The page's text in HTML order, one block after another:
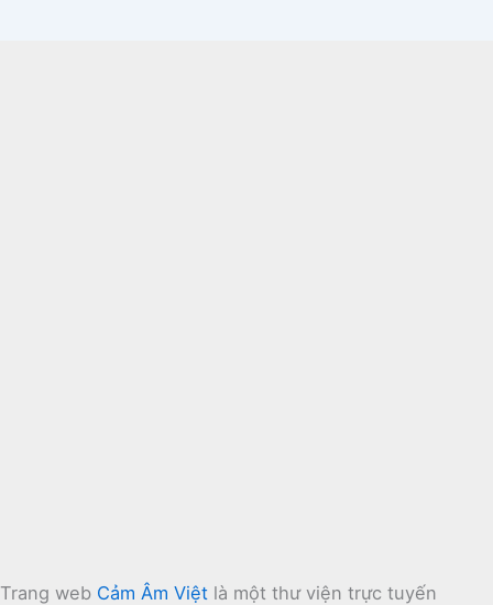
Trang web Cảm Âm Việt là một thư viện trực tuyến